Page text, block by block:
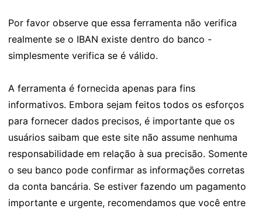
Por favor observe que essa ferramenta não verifica
realmente se o IBAN existe dentro do banco -
simplesmente verifica se é válido.
A ferramenta é fornecida apenas para fins
informativos. Embora sejam feitos todos os esforços
para fornecer dados precisos, é importante que os
usuários saibam que este site não assume nenhuma
responsabilidade em relação à sua precisão. Somente
o seu banco pode confirmar as informações corretas
da conta bancária. Se estiver fazendo um pagamento
importante e urgente, recomendamos que você entre